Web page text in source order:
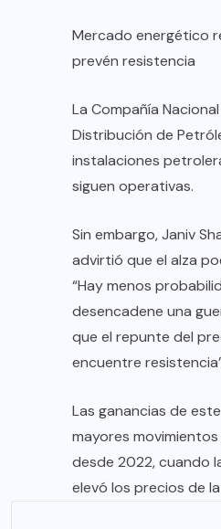
Mercado energético
prevén resistencia
La Compañía
Distribución de
instalaciones
siguen operativas.
Sin embargo, Janiv
advirtió que el alza
“Hay menos
desencadene una
que el repunte del
encuentre
Las ganancias de
mayores
desde 2022, cuando
elevó los precios de